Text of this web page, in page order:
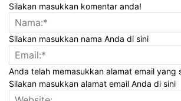
Silakan masukkan komentar anda!
Silakan masukkan nama Anda di sini
Anda telah memasukkan alamat email yang
Silakan masukkan alamat email Anda di sini